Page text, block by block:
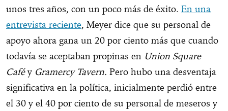
unos tres años, con un poco más de éxito. En una
entrevista reciente, Meyer dice que su personal de
apoyo ahora gana un 20 por ciento más que cuando
todavía se aceptaban propinas en Union Square
Caféy Gramercy Tavern. Pero hubo una desventaja
significativa en la política, inicialmente perdió entre
el 30 y el 40 por ciento de su personal de meseros y